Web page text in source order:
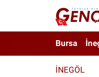
Bursa
İNEGÖL
Nöbetçi Eczaneler